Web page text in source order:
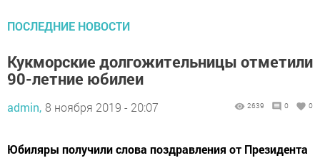
ПОСЛЕДНИЕ НОВОСТИ
Кукморские долгожительницы отметили
90-летние юбилеи
admin, 8 ноября 2019 - 20:07 2639 0 0
Юбиляры получили слова поздравления от Президента